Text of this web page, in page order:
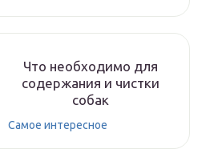
Что необходимо для
содержания и чистки
собак
Самое интересное